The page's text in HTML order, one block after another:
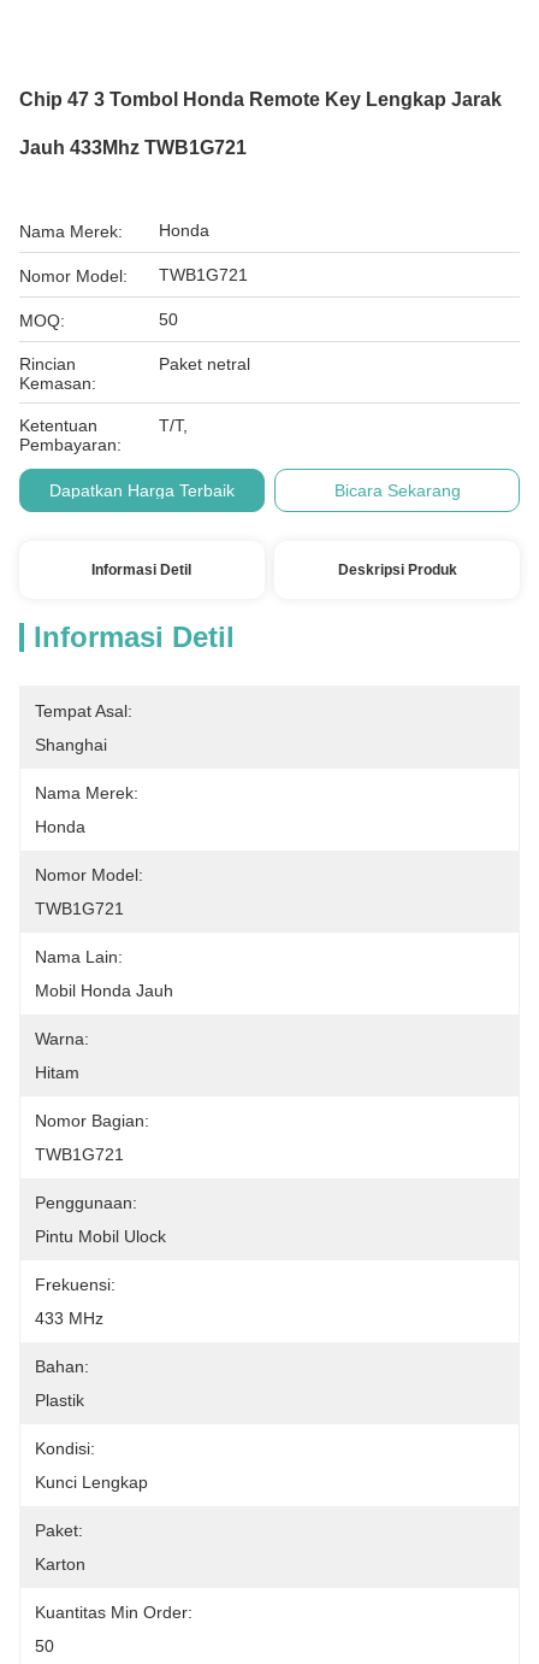
Chip 47 3 Tombol Honda Remote Key Lengkap Jarak
Jauh 433Mhz TWB1G721
Nama Merek: Honda
Nomor Model: TWB1G721
MOQ: 50
Rincian
Kemasan:
Paket netral
Ketentuan
Pembayaran:
T/T,
Dapatkan Harga Terbaik Bicara Sekarang
Informasi Detil Deskripsi Produk
Informasi Detil
Tempat Asal:
Shanghai
Nama Merek:
Honda
Nomor Model:
TWB1G721
Nama Lain:
Mobil Honda Jauh
Warna:
Hitam
Nomor Bagian:
TWB1G721
Penggunaan:
Pintu Mobil Ulock
Frekuensi:
433 MHz
Bahan:
Plastik
Kondisi:
Kunci Lengkap
Paket:
Karton
Kuantitas Min Order:
50